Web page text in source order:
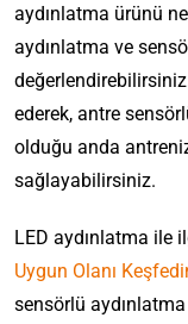
aydınlatma ürünü
aydınlatma ve
ederek, antre
olduğu anda
sağlayabilirsiniz.
LED aydınlatma ile
Uygun Olanı
sensörlü